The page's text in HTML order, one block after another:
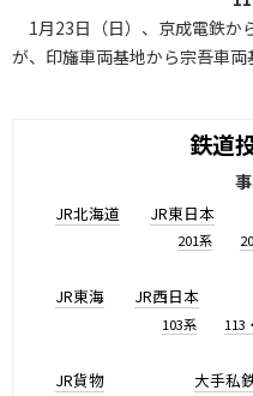
1月23日（日）、京成電鉄か
が、印旛車両基地から宗吾車両
鉄道
JR北海道 JR東日本
201系
JR東海 JR西日本
103系 113
JR貨物 大手私